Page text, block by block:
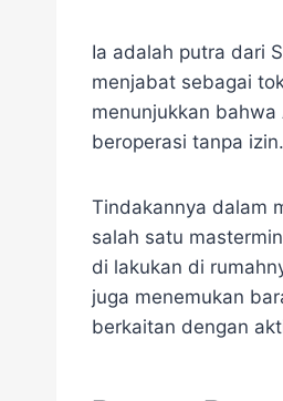
Ia adalah putra dari
menjabat sebagai
menunjukkan
beroperasi tanpa izin.
Tindakannya dalam
salah satu
di lakukan di
juga menemukan
berkaitan dengan